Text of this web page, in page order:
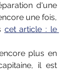
d'une
une fois,
cet article : le
plus en
il est